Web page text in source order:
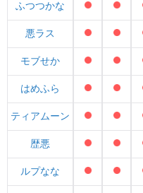
ふつつかな
悪ラス
モブせか
はめふら
ティアムーン
歴悪
ルプなな